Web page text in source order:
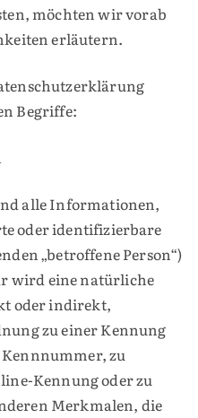
möchten wir vorab
erläutern.
Begriffe:
alle Informationen,
oder identifizierbare
„betroffene Person“)
wird eine natürliche
oder indirekt,
zu einer Kennung
zu
Kennung oder zu
Merkmalen, die